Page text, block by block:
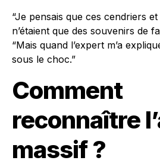
“Je pensais que ces cendriers
n’étaient que des souvenirs de
“Mais quand l’expert m’a
sous le choc.”
Comment
reconnaître
massif ?